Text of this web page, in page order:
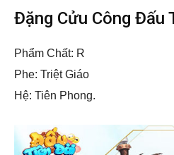
Đặng Cửu Công Đấu
Phẩm Chất: R
Phe: Triệt Giáo
Hệ: Tiên Phong.